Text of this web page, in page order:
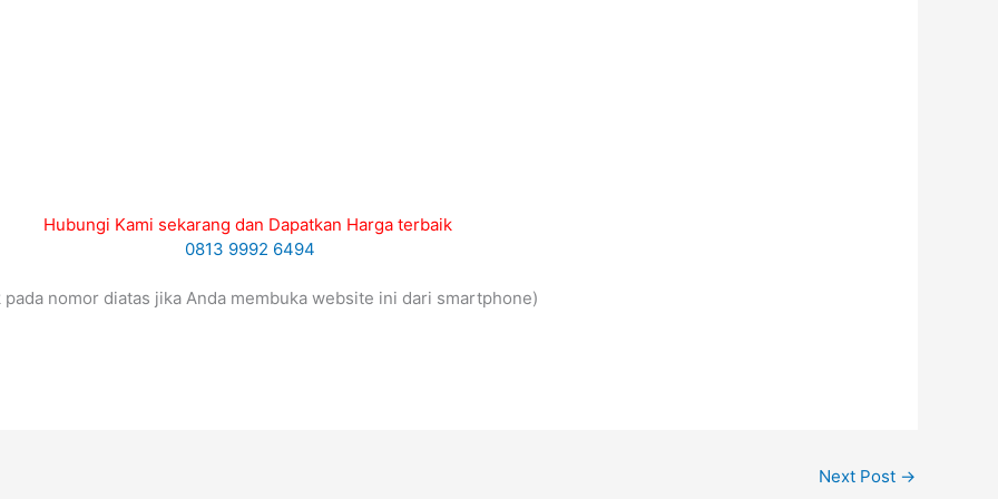
Hubungi Kami sekarang dan Dapatkan Harga terbaik
0813 9992 6494
pada nomor diatas jika Anda membuka website ini dari smartphone)
Next Post →